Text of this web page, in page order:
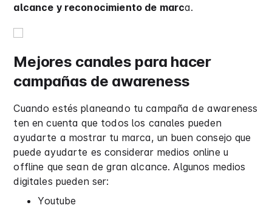
alcance y reconocimiento de marca.
Mejores canales para hacer
campañas de awareness
Cuando estés planeando tu campaña de awareness
ten en cuenta que todos los canales pueden
ayudarte a mostrar tu marca, un buen consejo que
puede ayudarte es considerar medios online u
offline que sean de gran alcance. Algunos medios
digitales pueden ser:
Youtube